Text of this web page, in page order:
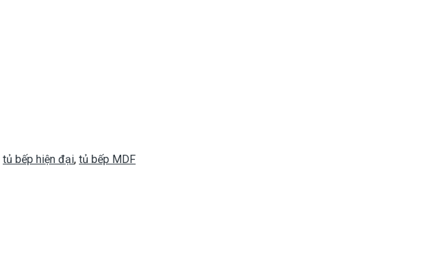
tủ bếp hiện đại, tủ bếp MDF